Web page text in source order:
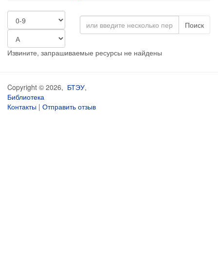
Поиск
Извините, запрашиваемые ресурсы не найдены
Copyright © 2026, БТЭУ,
Библиотека
Контакты | Отправить отзыв